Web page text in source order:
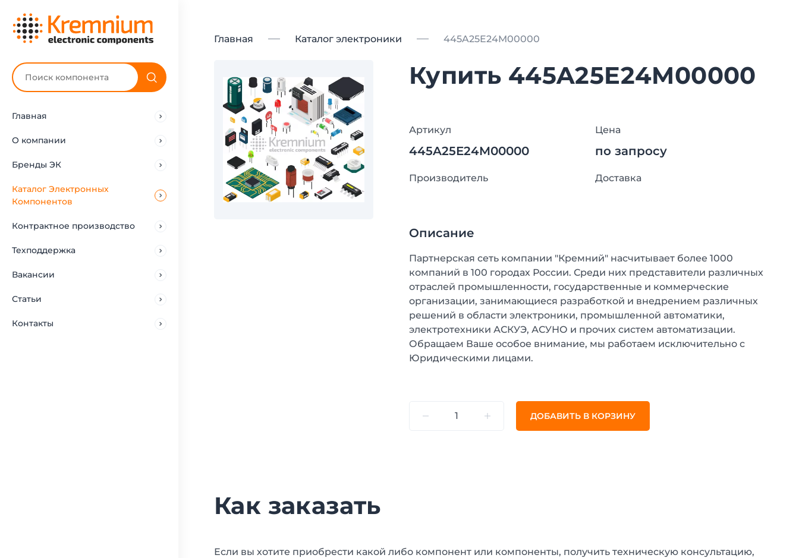
Главная
О компании
Бренды ЭК
Каталог Электронных
Компонентов
Контрактное производство
Техподдержка
Вакансии
Статьи
Контакты
Главная Каталог электроники 445A25E24M00000
Купить 445A25E24M00000
Артикул
445A25E24M00000
Цена
по запросу
Производитель Доставка
Описание
Партнерская сеть компании "Кремний" насчитывает более 1000
компаний в 100 городах России. Среди них представители различных
отраслей промышленности, государственные и коммерческие
организации, занимающиеся разработкой и внедрением различных
решений в области электроники, промышленной автоматики,
электротехники АСКУЭ, АСУНО и прочих систем автоматизации.
Обращаем Ваше особое внимание, мы работаем исключительно с
Юридическими лицами.
ДОБАВИТЬ В КОРЗИНУ
Как заказать
Если вы хотите приобрести какой либо компонент или компоненты, получить техническую консультацию,